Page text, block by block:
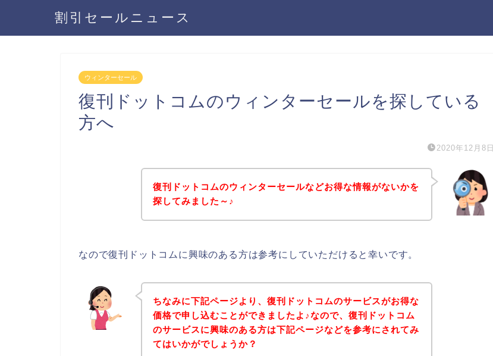
割引セールニュース
ウィンターセール
復刊ドットコムのウィンターセールを探している
方へ
2020年12月8日
復刊ドットコムのウィンターセールなどお得な情報がないかを
探してみました～♪
なので復刊ドットコムに興味のある方は参考にしていただけると幸いです。
ちなみに下記ページより、復刊ドットコムのサービスがお得な
価格で申し込むことができましたよ♪なので、復刊ドットコム
のサービスに興味のある方は下記ページなどを参考にされてみ
てはいかがでしょうか？